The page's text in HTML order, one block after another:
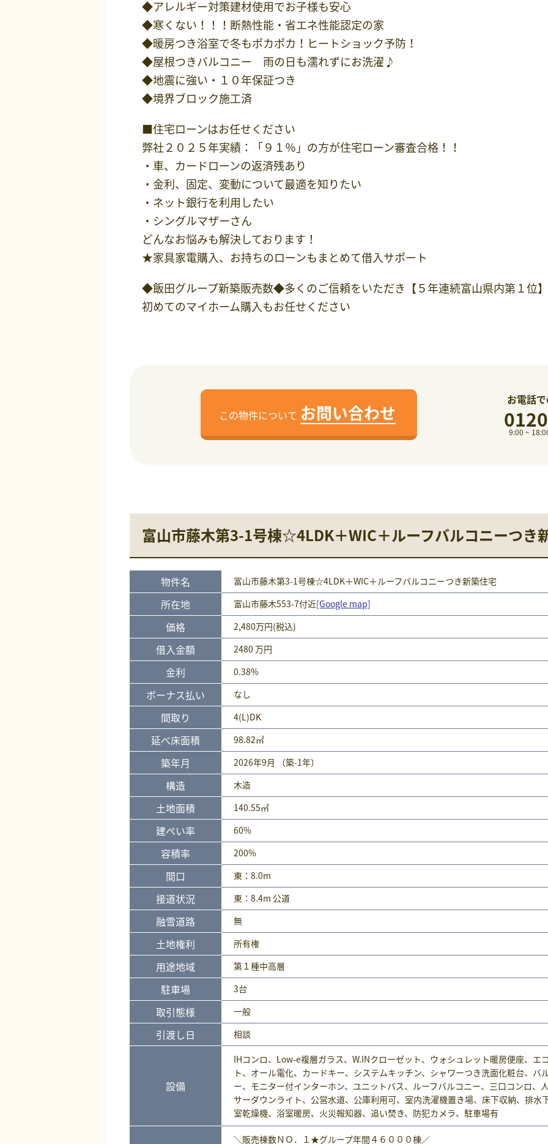
◆アレルギー対策建材使用でお子様も安心
◆寒くない！！！断熱性能・省エネ性能認定の家
◆暖房つき浴室で冬もポカポカ！ヒートショック予防！
◆屋根つきバルコニー 雨の日も濡れずにお洗濯♪
◆地震に強い・１０年保証つき
◆境界ブロック施工済
■住宅ローンはお任せください
弊社２０２５年実績：「９１％」の方が住宅ローン審査合格！！
・車、カードローンの返済残あり
・金利、固定、変動について最適を知りたい
・ネット銀行を利用したい
・シングルマザーさん
どんなお悩みも解決しております！
★家具家電購入、お持ちのローンもまとめて借入サポート
◆飯田グループ新築販売数◆多くのご信頼をいただき【５年連続富山県内第１位
初めてのマイホーム購入もお任せください
この物件について お問い合わせ
お電話
9:00 ~
富山市藤木第3-1号棟☆4LDK＋WIC＋ルーフバルコニーつき
物件名 富山市藤木第3-1号棟☆4LDK＋WIC＋ルーフバルコニーつき新築住宅
所在地 富山市藤木553-7付近[Google map]
価格 2,480万円(税込)
借入金額 2480 万円
金利 0.38%
ボーナス払い なし
間取り 4(L)DK
延べ床面積 98.82㎡
築年月 2026年9月 （築-1年）
構造 木造
土地面積 140.55㎡
建ぺい率 60%
容積率 200%
間口 東：8.0m
接道状況 東：8.4m 公道
融雪道路 無
土地権利 所有権
用途地域 第１種中高層
駐車場 3台
取引態様 一般
引渡し日 相談
設備
IHコンロ、Low-e複層ガラス、W.INクローゼット、ウォシュレット暖房便座、エ
ト、オール電化、カードキー、システムキッチン、シャワーつき洗面化粧台、バ
ー、モニター付インターホン、ユニットバス、ルーフバルコニー、三口コンロ、
サーダウンライト、公営水道、公庫利用可、室内洗濯機置き場、床下収納、排水
室乾燥機、浴室暖房、火災報知器、追い焚き、防犯カメラ、駐車場有
＼販売棟数ＮＯ．１★グループ年間４６０００棟／